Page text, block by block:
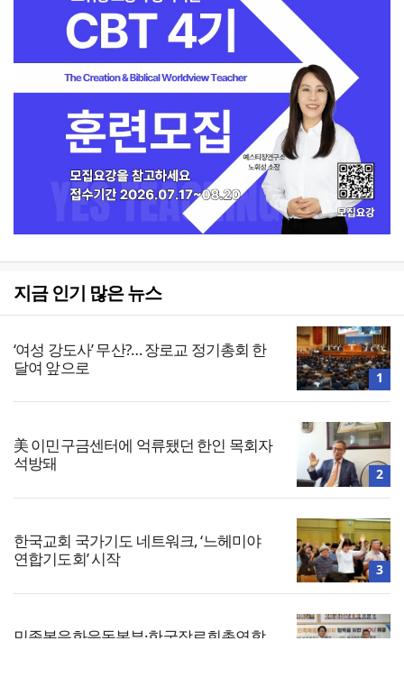
지금 인기 많은 뉴스
‘여성 강도사’ 무산?… 장로교 정기총회 한
달여 앞으로
1
美 이민구금센터에 억류됐던 한인 목회자
석방돼
2
한국교회 국가기도 네트워크, ‘느헤미야
연합기도회’ 시작
3
민족복음화운동본부·한국장로회총연합